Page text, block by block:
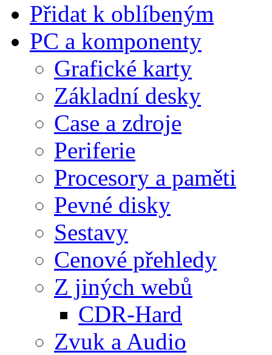
Přidat k oblíbeným
PC a komponenty
Grafické karty
Základní desky
Case a zdroje
Periferie
Procesory a paměti
Pevné disky
Sestavy
Cenové přehledy
Z jiných webů
CDR-Hard
Zvuk a Audio